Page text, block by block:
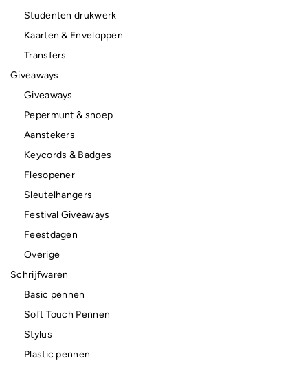
Studenten drukwerk
Kaarten & Enveloppen
Transfers
Giveaways
Giveaways
Pepermunt & snoep
Aanstekers
Keycords & Badges
Flesopener
Sleutelhangers
Festival Giveaways
Feestdagen
Overige
Schrijfwaren
Basic pennen
Soft Touch Pennen
Stylus
Plastic pennen